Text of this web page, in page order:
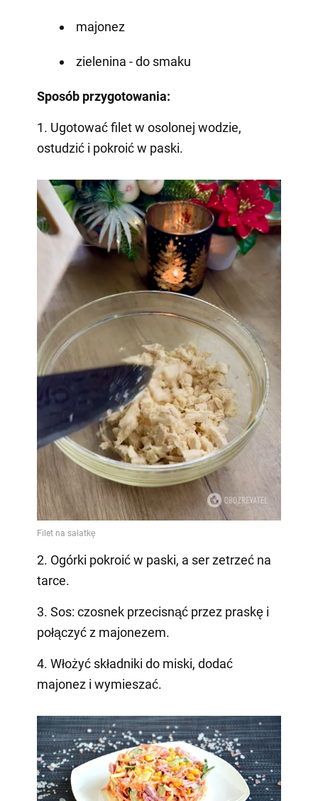
majonez
zielenina - do smaku
Sposób przygotowania:
1. Ugotować filet w osolonej wodzie,
ostudzić i pokroić w paski.
2. Ogórki pokroić w paski, a ser zetrzeć na
tarce.
3. Sos: czosnek przecisnąć przez praskę i
połączyć z majonezem.
4. Włożyć składniki do miski, dodać
majonez i wymieszać.